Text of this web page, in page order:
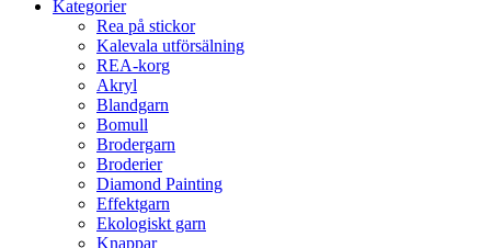
Kategorier
Rea på stickor
Kalevala utförsälning
REA-korg
Akryl
Blandgarn
Bomull
Brodergarn
Broderier
Diamond Painting
Effektgarn
Ekologiskt garn
Knappar